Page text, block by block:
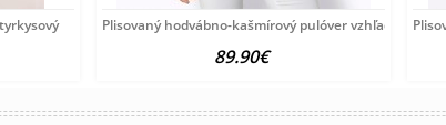
Plisovaný hodvábno-kašmírový pulóver vzhľadom
89.90€